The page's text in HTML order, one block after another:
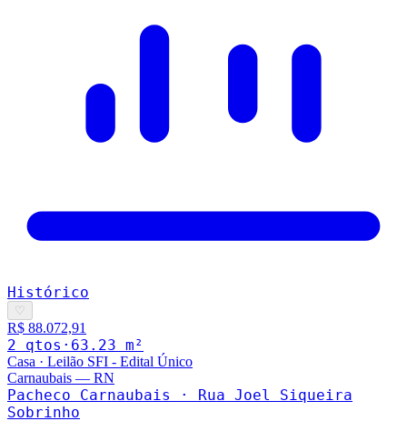
Histórico
♡
R$ 88.072,91
2 qtos · 63.23 m²
Casa · Leilão SFI - Edital Único
Carnaubais — RN
Pacheco Carnaubais · Rua Joel Siqueira
Sobrinho